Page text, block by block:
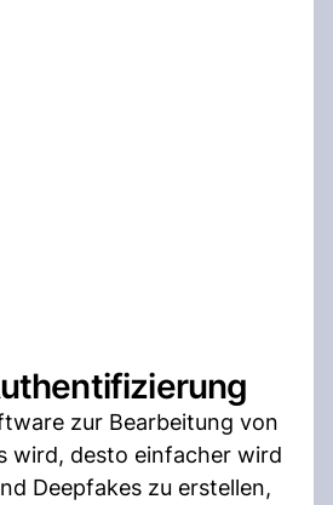
zur Bearbeitung von
wird, desto einfacher wird
Deepfakes zu erstellen,